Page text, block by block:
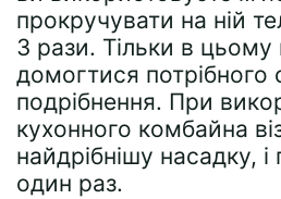
прокручувати на ній
3 рази. Тільки в
домогтися потрібного
подрібнення. При
кухонного комбайна
найдрібнішу насадку,
один раз.